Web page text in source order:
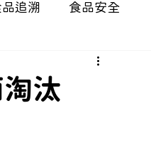
追溯 食品安全
汰